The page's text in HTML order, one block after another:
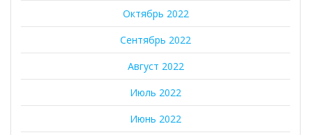
Октябрь 2022
Сентябрь 2022
Август 2022
Июль 2022
Июнь 2022